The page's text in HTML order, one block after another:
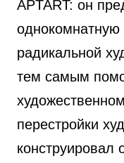
APTART: он
однокомнатную
радикальной
тем самым
перестройки
конструировал